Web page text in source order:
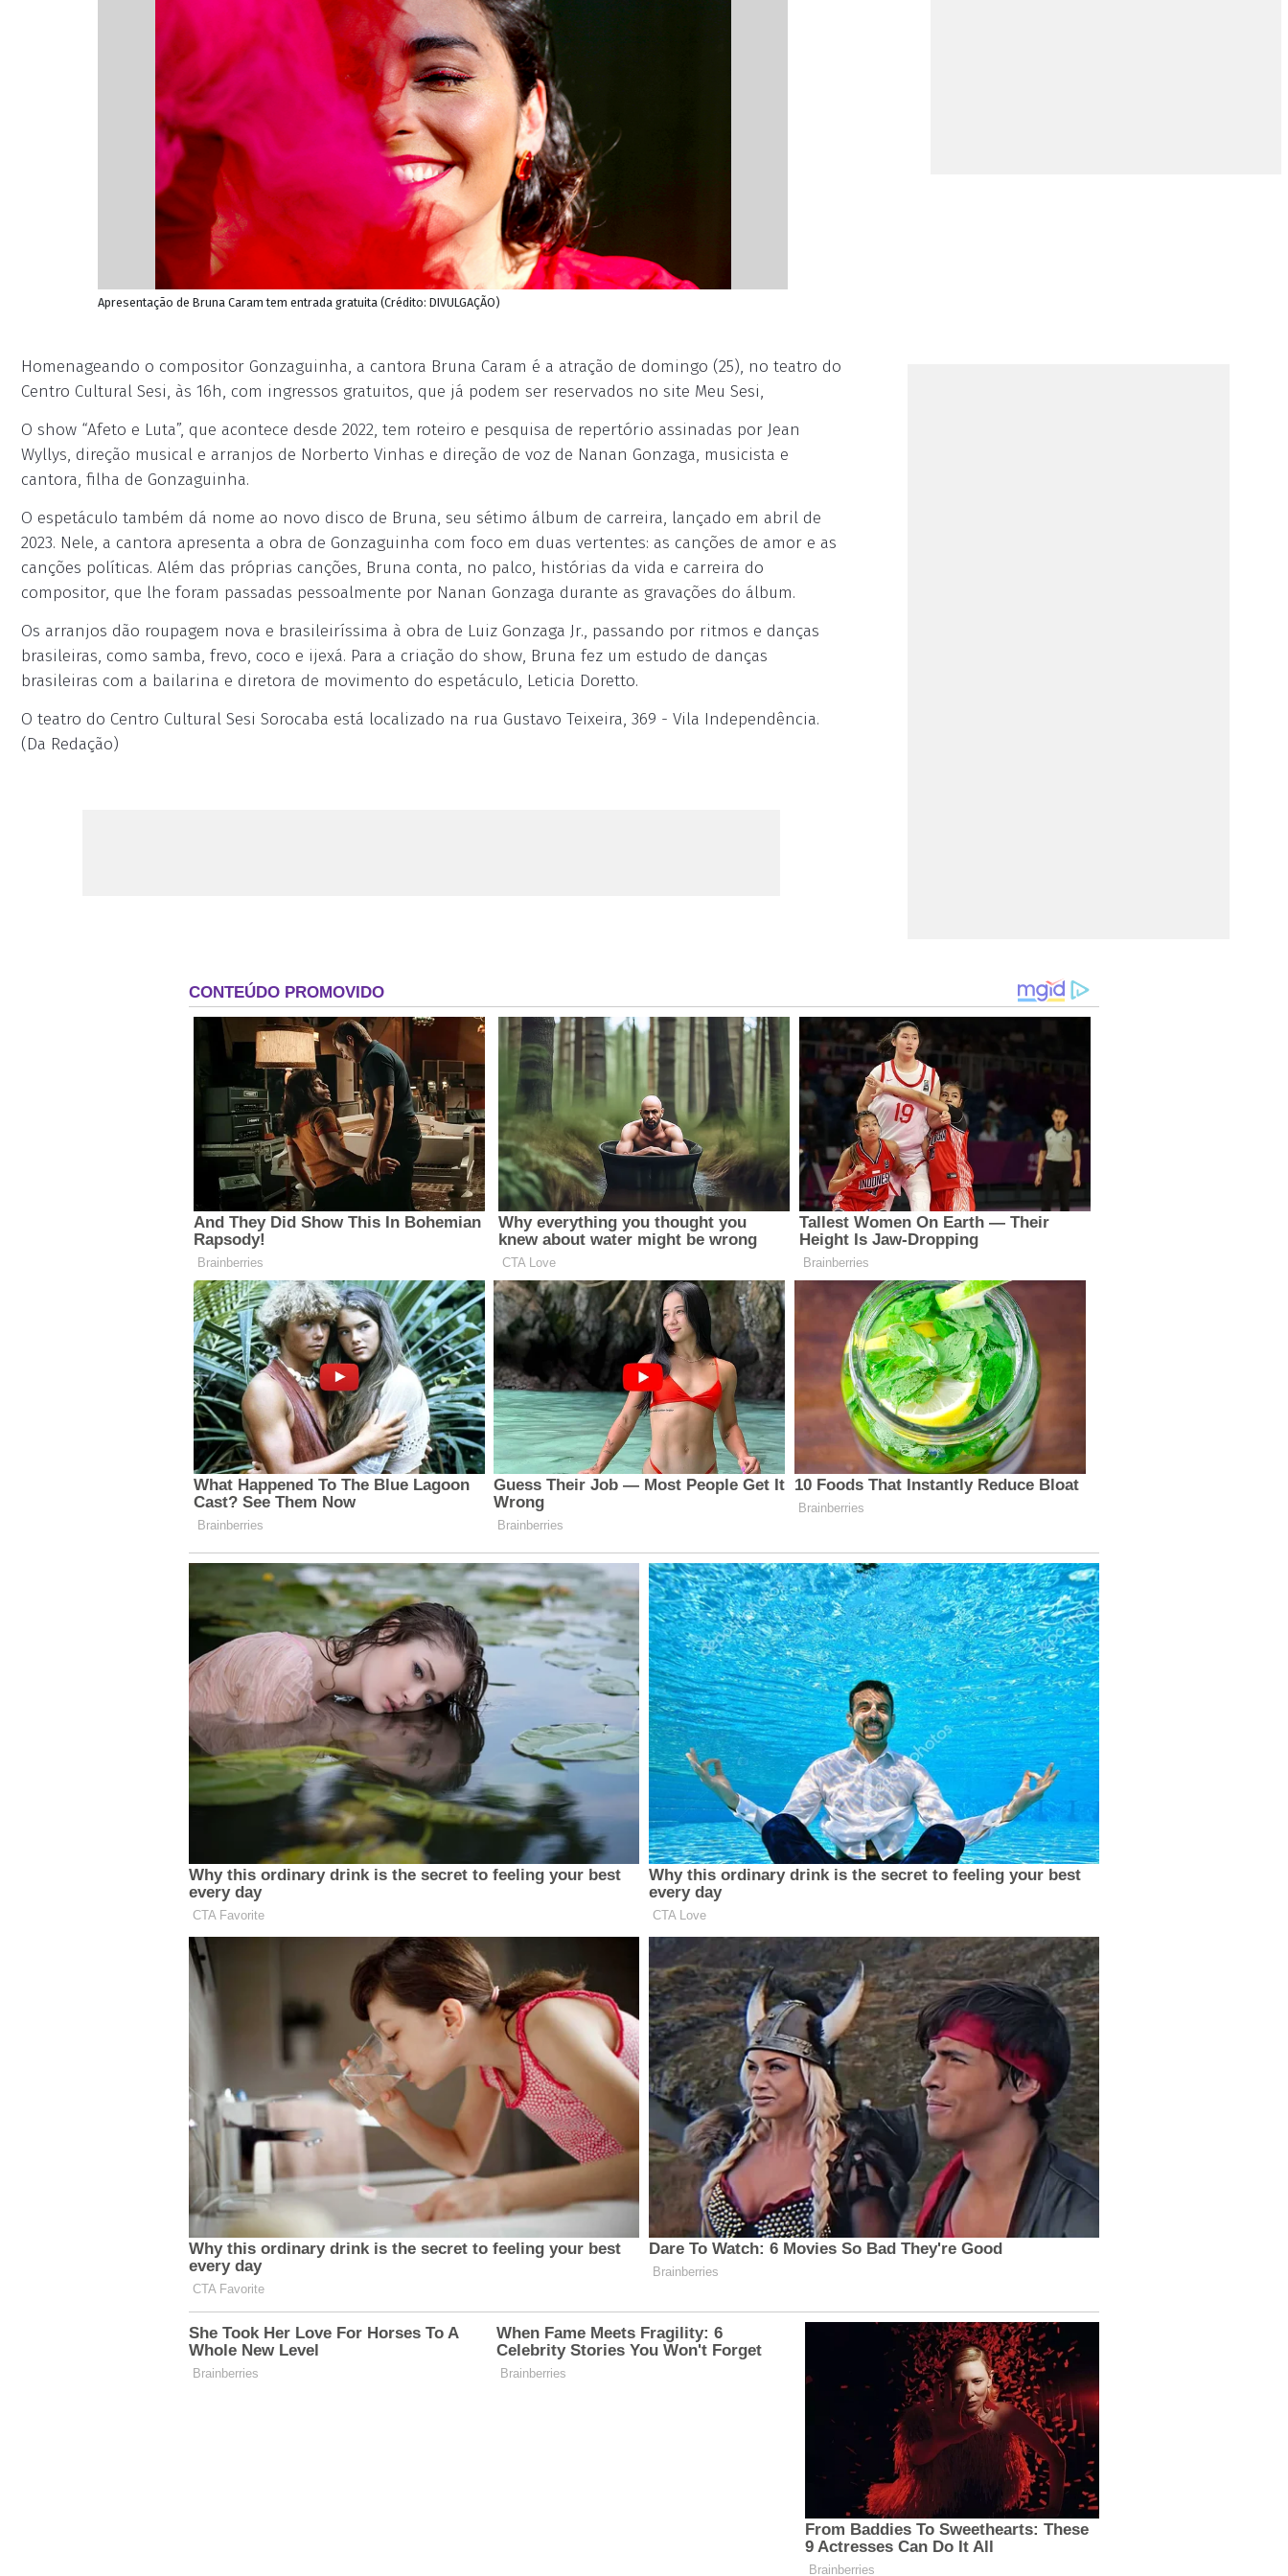
Apresentação de Bruna Caram tem entrada gratuita (Crédito: DIVULGAÇÃO)
Homenageando o compositor Gonzaguinha, a cantora Bruna Caram é a atração de domingo (25), no teatro do
Centro Cultural Sesi, às 16h, com ingressos gratuitos, que já podem ser reservados no site Meu Sesi,
O show “Afeto e Luta”, que acontece desde 2022, tem roteiro e pesquisa de repertório assinadas por Jean
Wyllys, direção musical e arranjos de Norberto Vinhas e direção de voz de Nanan Gonzaga, musicista e
cantora, filha de Gonzaguinha.
O espetáculo também dá nome ao novo disco de Bruna, seu sétimo álbum de carreira, lançado em abril de
2023. Nele, a cantora apresenta a obra de Gonzaguinha com foco em duas vertentes: as canções de amor e as
canções políticas. Além das próprias canções, Bruna conta, no palco, histórias da vida e carreira do
compositor, que lhe foram passadas pessoalmente por Nanan Gonzaga durante as gravações do álbum.
Os arranjos dão roupagem nova e brasileiríssima à obra de Luiz Gonzaga Jr., passando por ritmos e danças
brasileiras, como samba, frevo, coco e ijexá. Para a criação do show, Bruna fez um estudo de danças
brasileiras com a bailarina e diretora de movimento do espetáculo, Leticia Doretto.
O teatro do Centro Cultural Sesi Sorocaba está localizado na rua Gustavo Teixeira, 369 - Vila Independência.
(Da Redação)